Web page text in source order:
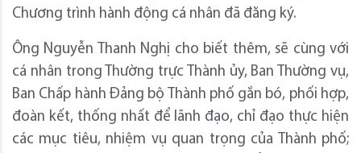
Chương trình hành động cá nhân đã đăng ký.
Ông Nguyễn Thanh Nghị cho biết thêm, sẽ cùng với
cá nhân trong Thường trực Thành ủy, Ban Thường vụ,
Ban Chấp hành Đảng bộ Thành phố gắn bó, phối hợp,
đoàn kết, thống nhất để lãnh đạo, chỉ đạo thực hiện
các mục tiêu, nhiệm vụ quan trọng của Thành phố;